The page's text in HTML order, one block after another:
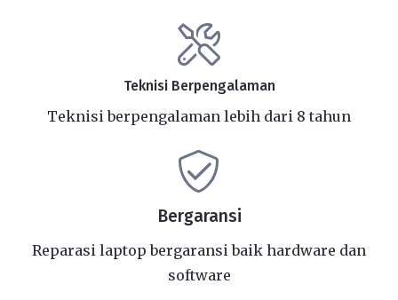
Teknisi Berpengalaman
Teknisi berpengalaman lebih dari 8 tahun
Bergaransi
Reparasi laptop bergaransi baik hardware dan
software